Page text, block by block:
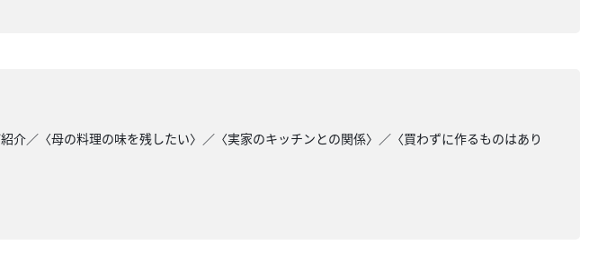
介／〈母の料理の味を残したい〉／〈実家のキッチンとの関係〉／〈買わずに作るものはあり